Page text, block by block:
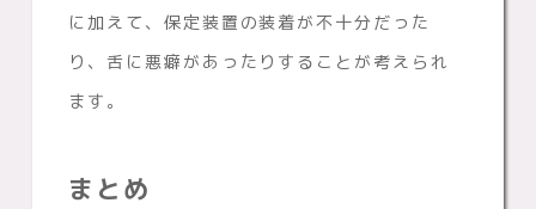
に加えて、保定装置の装着が不十分だった
り、舌に悪癖があったりすることが考えられ
ます。
まとめ